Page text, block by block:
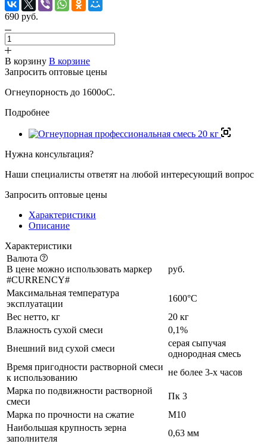
690 руб.
В корзину В корзине
Запросить оптовые цены
Огнеупорность до 1600oС.
Подробнее
Нужна консультация?
Наши специалисты ответят на любой интересующий вопрос
Запросить оптовые цены
Характеристики
Описание
Характеристики
Валюта
В цене можно использовать маркер
#CURRENCY#
руб.
Максимальная температура
эксплуатации
1600°С
Вес нетто, кг
20 кг
Влажность сухой смеси
0,1%
Внешний вид сухой смеси
серая сыпучая
однородная смесь
Время пригодности растворной смеси
к использованию
не более 3-х часов
Марка по подвижности растворной
смеси
Пк 3
Марка по прочности на сжатие
М10
Наибольшая крупность зерна
заполнителя
0,63 мм